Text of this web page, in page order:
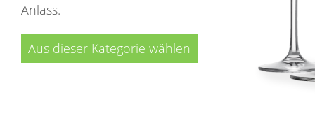
Anlass.
Aus dieser Kategorie wählen